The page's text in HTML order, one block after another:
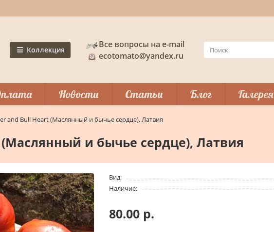
Коллекция
Все вопросы на e-mail
ecotomato@yandex.ru
Новости Статьи Блог Галерея
and Bull Heart (Маслянный и бычье сердце), Латвия
и бычье сердце), Латвия
Вид:
Наличие:
80.00 р.